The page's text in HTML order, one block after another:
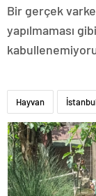
Bir gerçek
yapılmaması
Hayvan